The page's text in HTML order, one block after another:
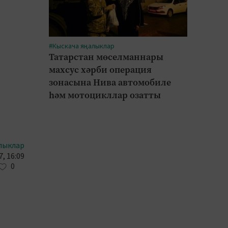
#Кыскача яңалыклар
Татарстан мөселманнары
махсус хәрби операция
зонасына Нива автомобиле
һәм мотоцикллар озатты
16:09
0